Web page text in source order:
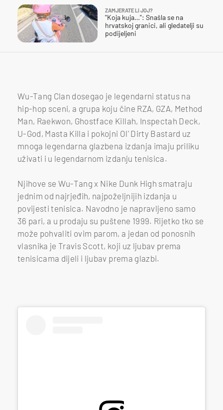
ZAMJERATE LI JOJ?
"Koja kuja…": Snašla se na
hrvatskoj granici, ali gledatelji su
podijeljeni
Wu-Tang Clan dosegao je legendarni status na
hip-hop sceni, a grupa koju čine RZA, GZA, Method
Man, Raekwon, Ghostface Killah, Inspectah Deck,
U-God, Masta Killa i pokojni Ol' Dirty Bastard uz
mnoga legendarna glazbena izdanja imaju priliku
uživati i u legendarnom izdanju tenisica.
Njihove se Wu-Tang x Nike Dunk High smatraju
jednim od najrjeđih, najpoželjnijih izdanja u
povijesti tenisica. Navodno je napravljeno samo
36 pari, a u prodaju su puštene 1999. Rijetko tko se
može pohvaliti ovim parom, a jedan od ponosnih
vlasnika je Travis Scott, koji uz ljubav prema
tenisicama dijeli i ljubav prema glazbi.